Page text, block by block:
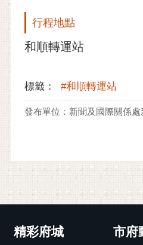
行程地點
和順轉運站
標籤： #和順轉運站
發布單位：新聞及國際關係
精彩府城 市府